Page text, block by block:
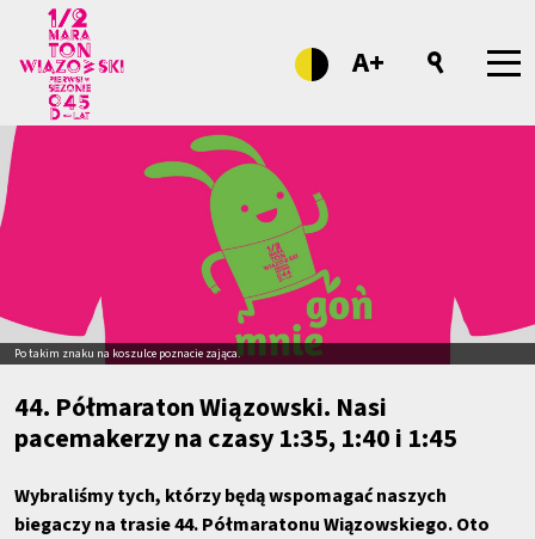
A+
Po takim znaku na koszulce poznacie zająca.
44. Półmaraton Wiązowski. Nasi
pacemakerzy na czasy 1:35, 1:40 i 1:45
Wybraliśmy tych, którzy będą wspomagać naszych
biegaczy na trasie 44. Półmaratonu Wiązowskiego. Oto